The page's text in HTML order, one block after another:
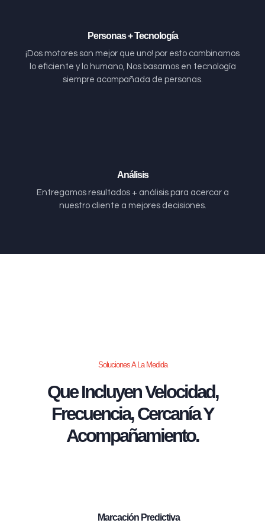
Personas + Tecnología
¡Dos motores son mejor que uno! por esto combinamos
lo eficiente y lo humano, Nos basamos en tecnología
siempre acompañada de personas.
Análisis
Entregamos resultados + análisis para acercar a
nuestro cliente a mejores decisiones.
Soluciones A La Medida
Que Incluyen Velocidad,
Frecuencia, Cercanía Y
Acompañamiento.
Marcación Predictiva